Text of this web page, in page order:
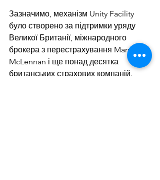
Зазначимо, механізм Unity Facility
було створено за підтримки уряду
Великої Британії, міжнародного
брокера з перестрахування Marsh
McLennan і ще понад десятка
британських страхових компаній.